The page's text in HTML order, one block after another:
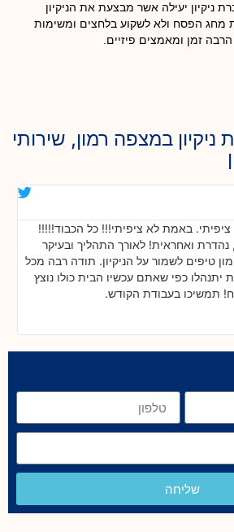
ניקיון יעילה אשר מבצעת את הניקיון
מחג הפסח ולא לשקוע בלחצים ומשימות
זמן ומאמצים פיזיים.
במצפה רמון, שירותי
ציפיתי. באמת לא ציפיתי!!! כל הכבוד!!!!!
ואחראית! לאורך התהליך ובעיקר
טיפים לשמור על הניקיון. תודה רבה מכל
יתנהלו כפי שאתם עכשיו הבית כולו נוצץ
תמשיכו בעבודת הקודש.
שליחה